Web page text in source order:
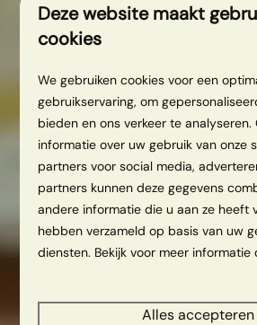
Deze website maakt
cookies
We gebruiken cookies voor een
gebruikservaring, om
bieden en ons verkeer te analyseren.
informatie over uw gebruik van onze
partners voor social media,
partners kunnen deze gegevens
andere informatie die u aan ze heeft
hebben verzameld op basis van uw
diensten. Bekijk voor meer informatie
Alles accepteren